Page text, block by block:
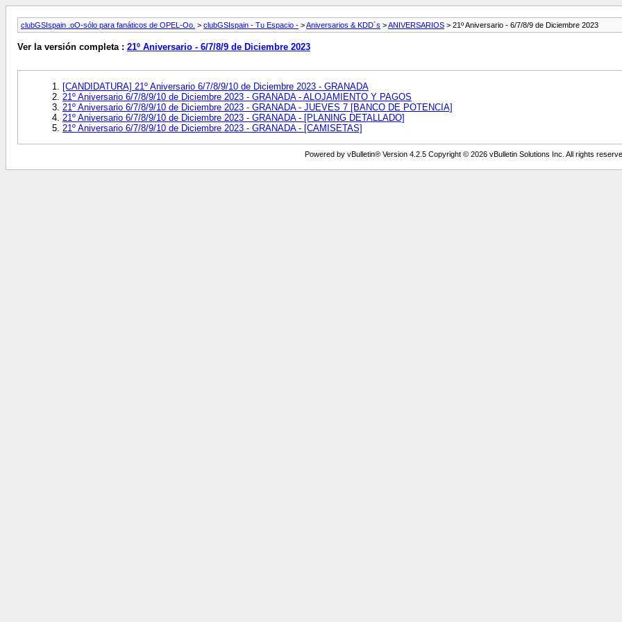
clubGSIspain .oO-sólo para fanáticos de OPEL-Oo. > clubGSIspain - Tu Espacio - >Aniversarios & KDD´s >ANIVERSARIOS > 21º Aniversario - 6/7/8/9 de Diciembre 2023
Ver la versión completa : 21º Aniversario - 6/7/8/9 de Diciembre 2023
[CANDIDATURA] 21º Aniversario 6/7/8/9/10 de Diciembre 2023 - GRANADA
21º Aniversario 6/7/8/9/10 de Diciembre 2023 - GRANADA - ALOJAMIENTO Y PAGOS
21º Aniversario 6/7/8/9/10 de Diciembre 2023 - GRANADA - JUEVES 7 [BANCO DE POTENCIA]
21º Aniversario 6/7/8/9/10 de Diciembre 2023 - GRANADA - [PLANING DETALLADO]
21º Aniversario 6/7/8/9/10 de Diciembre 2023 - GRANADA - [CAMISETAS]
Powered by vBulletin® Version 4.2.5 Copyright © 2026 vBulletin Solutions Inc. All rights